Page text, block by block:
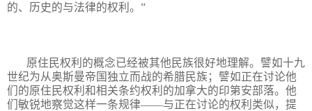
的、历史的与法律的权利。”
原住民权利的概念已经被其他民族很好地理解。譬如十九
世纪为从奥斯曼帝国独立而战的希腊民族；譬如正在讨论他
们的原住民权利和相关条约权利的加拿大的印第安部落。他
们敏锐地察觉这样一条规律——与正在讨论的权利类似，提